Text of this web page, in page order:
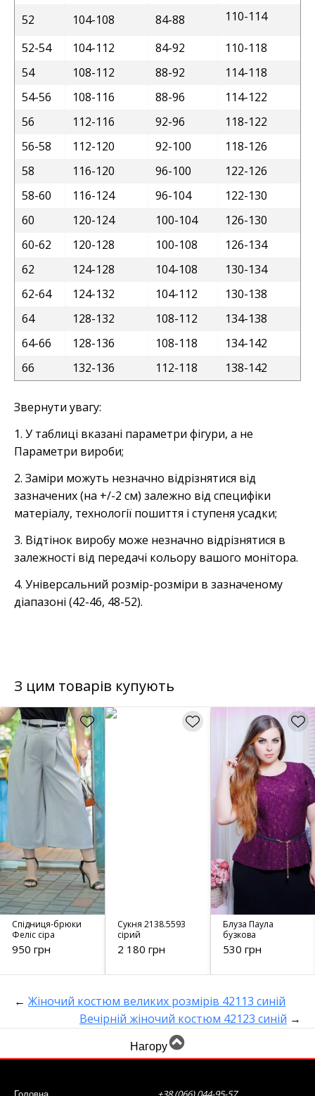
52
104-108 84-88 110-114
52-54 104-112 84-92
110-118
54
108-112 88-92
114-118
54-56
108-116 88-96
114-122
56
112-116 92-96
118-122
56-58
112-120 92-100
118-126
58
116-120 96-100
122-126
58-60
116-124 96-104
122-130
60
120-124 100-104
126-130
60-62
120-128 100-108
126-134
62
124-128 104-108
130-134
62-64
124-132 104-112
130-138
64
128-132 108-112
134-138
64-66
128-136 108-118
134-142
66
132-136 112-118 138-142
Звернути увагу:
1. У таблиці вказані параметри фігури, а не
Параметри вироби;
2. Заміри можуть незначно відрізнятися від
зазначених (на +/-2 см) залежно від специфіки
матеріалу, технології пошиття і ступеня усадки;
3. Відтінок виробу може незначно відрізнятися в
залежності від передачі кольору вашого монітора.
4. Універсальний розмір-розміри в зазначеному
діапазоні (42-46, 48-52).
З цим товарів купують
Спідниця-брюки
Феліс сіра
950 грн
Сукня 2138.5593
сірий
2 180 грн
Блуза Паула
бузкова
530 грн
← Жіночий костюм великих розмірів 42113 синій
Вечірній жіночий костюм 42123 синій →
Нагору